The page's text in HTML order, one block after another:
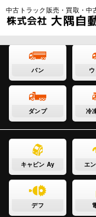
中古トラック販売・買取・中
バン
ダンプ 冷
キャビン Ay エ
デフ